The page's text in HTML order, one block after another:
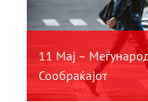
11 Мај –
Сообраќајот